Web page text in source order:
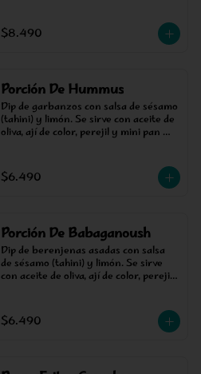
$8.490
Porción De Hummus
Dip de garbanzos con salsa de sésamo
(tahini) y limón. Se sirve con aceite de
oliva, ají de color, perejil y mini pan
$6.490
Porción De Babaganoush
Dip de berenjenas asadas con salsa
de sésamo (tahini) y limón. Se sirve
con aceite de oliva, ají de color, perejil
$6.490